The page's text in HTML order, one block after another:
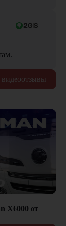
видеоотзывы
Х6000 от